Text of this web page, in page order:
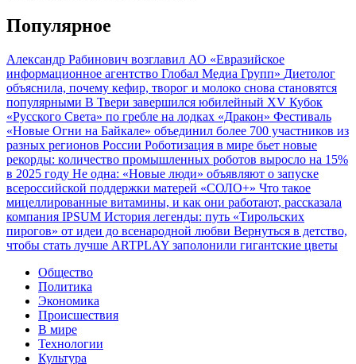
Популярное
Александр Рабинович возглавил АО «Евразийское
информационное агентство Глобал Медиа Групп» Диетолог
объяснила, почему кефир, творог и молоко снова становятся
популярными В Твери завершился юбилейный XV Кубок
«Русского Света» по гребле на лодках «Дракон» Фестиваль
«Новые Огни на Байкале» объединил более 700 участников из
разных регионов России Роботизация в мире бьет новые
рекорды: количество промышленных роботов выросло на 15%
в 2025 году Не одна: «Новые люди» объявляют о запуске
всероссийской поддержки матерей «СОЛО+» Что такое
мицеллированные витамины, и как они работают, рассказала
компания IPSUM История легенды: путь «Тирольских
пирогов» от идеи до всенародной любви Вернуться в детство,
чтобы стать лучше ARTPLAY заполонили гигантские цветы
Общество
Политика
Экономика
Происшествия
В мире
Технологии
Культура